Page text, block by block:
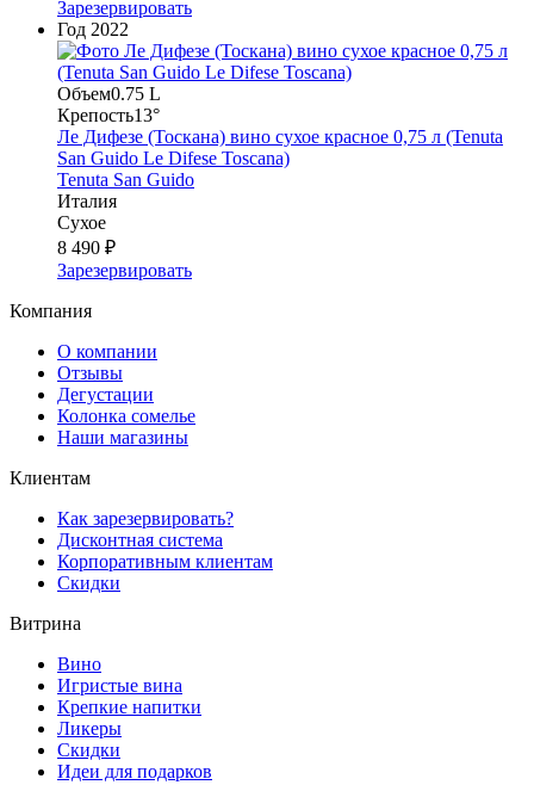
Зарезервировать
Год 2022
Объем0.75 L
Крепость13°
Ле Дифезе (Тоскана) вино сухое красное 0,75 л (Tenuta
San Guido Le Difese Toscana)
Tenuta San Guido
Италия
Сухое
8 490 ₽
Зарезервировать
Компания
О компании
Отзывы
Дегустации
Колонка сомелье
Наши магазины
Клиентам
Как зарезервировать?
Дисконтная система
Корпоративным клиентам
Скидки
Витрина
Вино
Игристые вина
Крепкие напитки
Ликеры
Скидки
Идеи для подарков